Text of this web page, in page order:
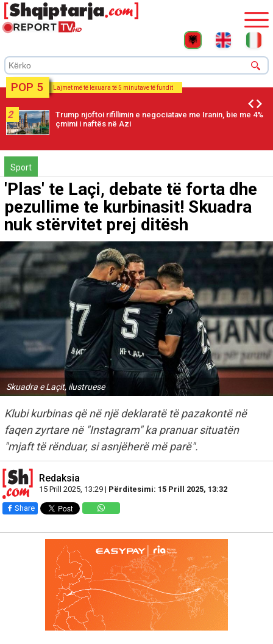
POP 5 Lajmet më të lexuara të 5 minutave të fundit
2
Trump njoftoi rifillimin e negociatave me Iranin, bie me 4%
çmimi i naftës në Azi
Sport
'Plas' te Laçi, debate të forta dhe
pezullime te kurbinasit! Skuadra
nuk stërvitet prej ditësh
Skuadra e Laçit, ilustruese
Klubi kurbinas që në një deklaratë të pazakontë në
faqen zyrtare në "Instagram" ka pranuar situatën
"mjaft të rënduar, si asnjëherë më parë".
Redaksia
15 Prill 2025, 13:29 | Përditesimi: 15 Prill 2025, 13:32
Share